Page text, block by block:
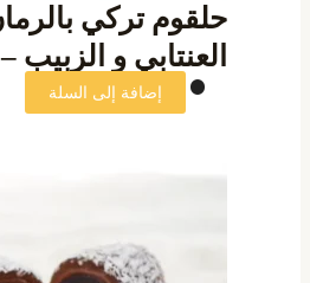
حلقوم تركي
العنتابي و
إضافة إلى السلة